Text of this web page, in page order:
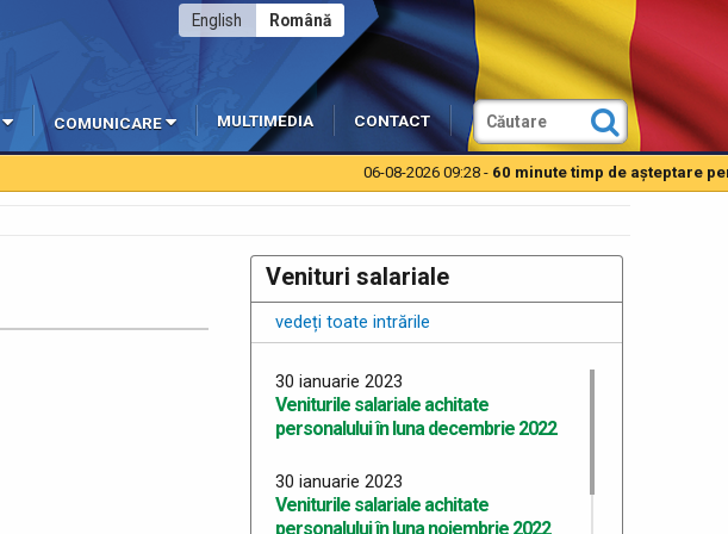
Română
English
COMUNICARE MULTIMEDIA CONTACT
06-08-2026 09:28 -60 minute timp de aşteptare
Venituri salariale
vedeți toate intrările
30 ianuarie 2023
Veniturile salariale achitate
personalului în luna decembrie 2022
30 ianuarie 2023
Veniturile salariale achitate
personalului în luna noiembrie 2022